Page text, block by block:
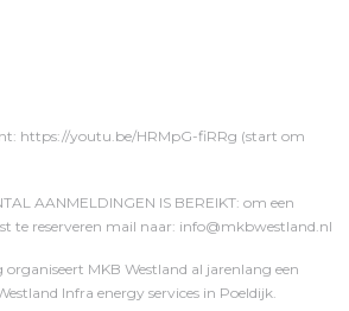
https://youtu.be/HRMpG-fiRRg (start om
AANMELDINGEN IS BEREIKT: om een
te reserveren mail naar: info@mkbwestland.nl
organiseert MKB Westland al jarenlang een
Infra energy services in Poeldijk.